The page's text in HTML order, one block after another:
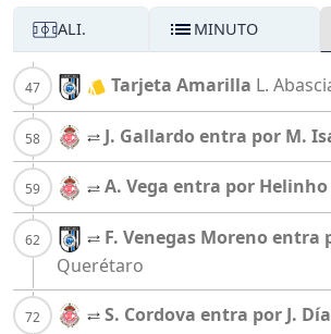
ALI. MINUTO
Tarjeta Amarilla L.
J. Gallardo entra por M.
A. Vega entra por Helinho
F. Venegas Moreno entra
Querétaro
S. Cordova entra por J.